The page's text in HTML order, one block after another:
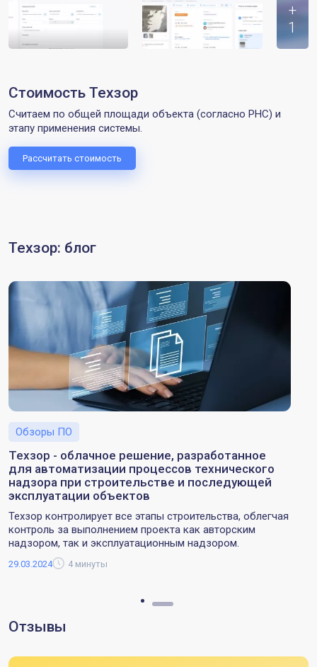
+
1
Стоимость Техзор
Считаем по общей площади объекта (согласно РНС) и
этапу применения системы.
Рассчитать стоимость
Техзор: блог
Техзор - облачное решение, разработанное
для автоматизации процессов технического
надзора при строительстве и последующей
эксплуатации объектов
Обзоры ПО
Техзор контролирует все этапы строительства, облегчая
контроль за выполнением проекта как авторским
надзором, так и эксплуатационным надзором.
полный_текст_статьи_анонс
29.03.2024 4 минуты
Отзывы